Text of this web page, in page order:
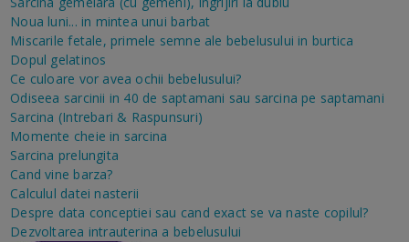
Noua luni... in mintea unui barbat
Miscarile fetale, primele semne ale bebelusului in burtica
Dopul gelatinos
Ce culoare vor avea ochii bebelusului?
Odiseea sarcinii in 40 de saptamani sau sarcina pe saptamani
Sarcina (Intrebari & Raspunsuri)
Momente cheie in sarcina
Sarcina prelungita
Cand vine barza?
Calculul datei nasterii
Despre data conceptiei sau cand exact se va naste copilul?
Dezvoltarea intrauterina a bebelusului